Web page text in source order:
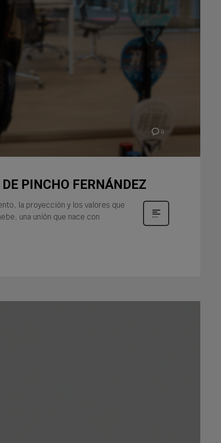
0
PINCHO FERNÁNDEZ
la proyección y los valores que
una unión que nace con